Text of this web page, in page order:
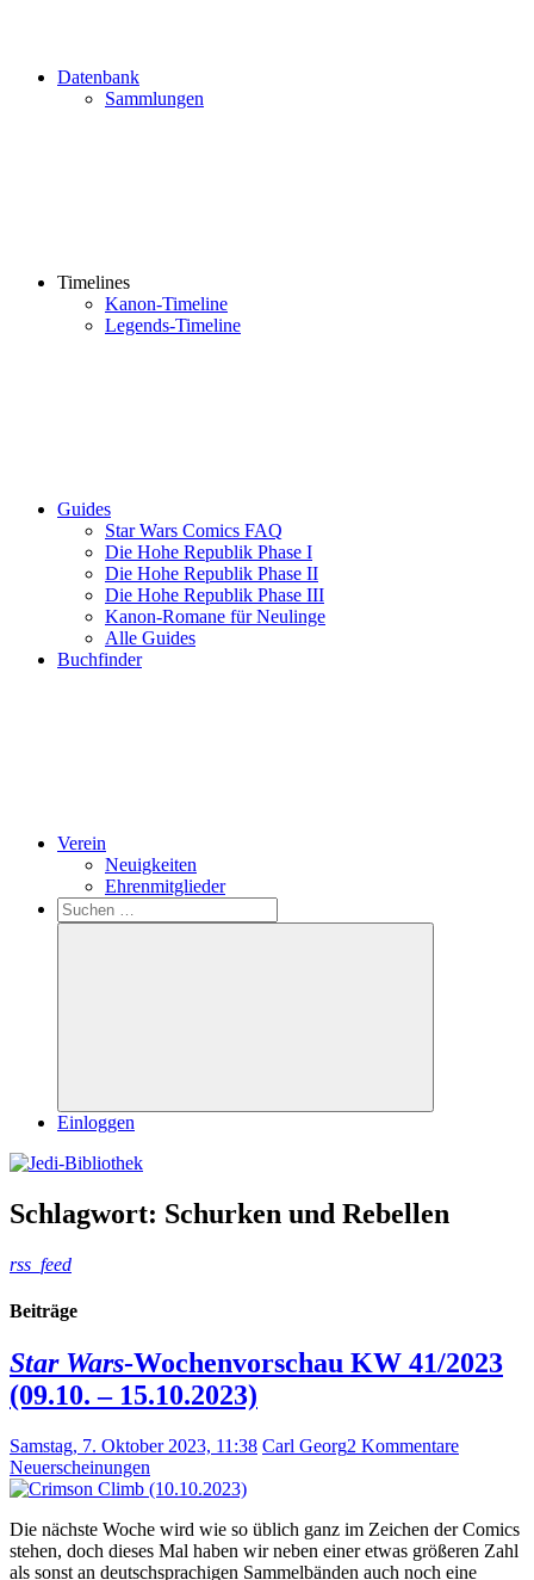
Datenbank
Sammlungen
Timelines
Kanon-Timeline
Legends-Timeline
Guides
Star Wars Comics FAQ
Die Hohe Republik Phase I
Die Hohe Republik Phase II
Die Hohe Republik Phase III
Kanon-Romane für Neulinge
Alle Guides
Buchfinder
Verein
Neuigkeiten
Ehrenmitglieder
Search
Suchen
nach:
Suchen
Einloggen
Schlagwort: Schurken und Rebellen
rss_feed
Beiträge
Star Wars-Wochenvorschau KW 41/2023
(09.10. – 15.10.2023)
Samstag, 7. Oktober 2023, 11:38 Carl Georg2 Kommentare
Neuerscheinungen
Die nächste Woche wird wie so üblich ganz im Zeichen der Comics
stehen, doch dieses Mal haben wir neben einer etwas größeren Zahl
als sonst an deutschsprachigen Sammelbänden auch noch eine